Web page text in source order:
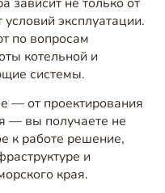
условий эксплуатации.
по вопросам
котельной и
системы.
— от проектирования
— вы получаете не
к работе решение,
и
края.